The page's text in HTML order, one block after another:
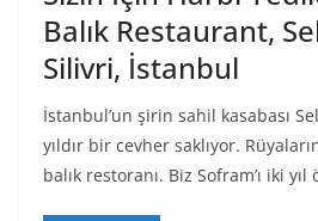
Balık Restaurant,
Silivri, İstanbul
İstanbul’un şirin sahil kasabası
yıldır bir cevher saklıyor.
balık restoranı. Biz Sofram’ı iki